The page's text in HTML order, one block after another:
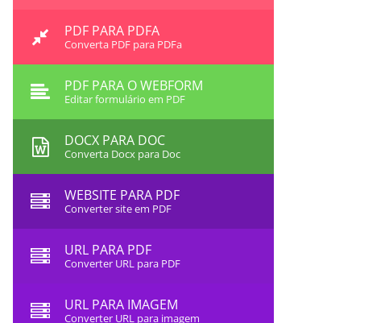
PDF PARA PDFA
Converta PDF para PDFa
PDF PARA O WEBFORM
Editar formulário em PDF
DOCX PARA DOC
Converta Docx para Doc
WEBSITE PARA PDF
Converter site em PDF
URL PARA PDF
Converter URL para PDF
URL PARA IMAGEM
Converter URL para imagem